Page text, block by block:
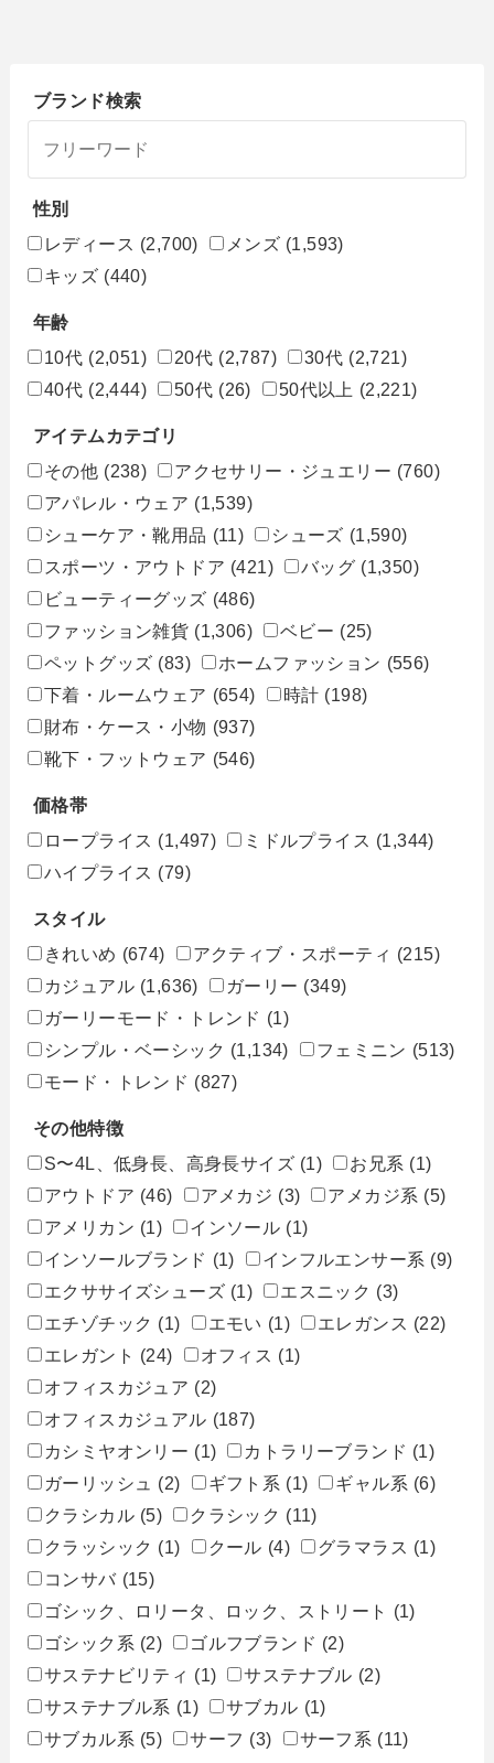
ブランド検索
性別
レディース (2,700) メンズ (1,593)
キッズ (440)
年齢
10代 (2,051) 20代 (2,787) 30代 (2,721)
40代 (2,444) 50代 (26) 50代以上 (2,221)
アイテムカテゴリ
その他 (238) アクセサリー・ジュエリー (760)
アパレル・ウェア (1,539)
シューケア・靴用品 (11) シューズ (1,590)
スポーツ・アウトドア (421) バッグ (1,350)
ビューティーグッズ (486)
ファッション雑貨 (1,306) ベビー (25)
ペットグッズ (83) ホームファッション (556)
下着・ルームウェア (654) 時計 (198)
財布・ケース・小物 (937)
靴下・フットウェア (546)
価格帯
ロープライス (1,497) ミドルプライス (1,344)
ハイプライス (79)
スタイル
きれいめ (674) アクティブ・スポーティ (215)
カジュアル (1,636) ガーリー (349)
ガーリーモード・トレンド (1)
シンプル・ベーシック (1,134) フェミニン (513)
モード・トレンド (827)
その他特徴
S〜4L、低身長、高身長サイズ (1) お兄系 (1)
アウトドア (46) アメカジ (3) アメカジ系 (5)
アメリカン (1) インソール (1)
インソールブランド (1) インフルエンサー系 (9)
エクササイズシューズ (1) エスニック (3)
エチゾチック (1) エモい (1) エレガンス (22)
エレガント (24) オフィス (1)
オフィスカジュア (2)
オフィスカジュアル (187)
カシミヤオンリー (1) カトラリーブランド (1)
ガーリッシュ
(2) ギフト系 (1) ギャル系 (6)
クラシカル (5) クラシック (11)
クラッシック (1) クール (4) グラマラス (1)
コンサバ (15)
ゴシック、ロリータ、ロック、ストリート
(1)
ゴシック系 (2) ゴルフブランド (2)
サステナビリティ (1) サステナブル (2)
サステナブル系 (1) サブカル (1)
サブカル系 (5) サーフ (3) サーフ系 (11)